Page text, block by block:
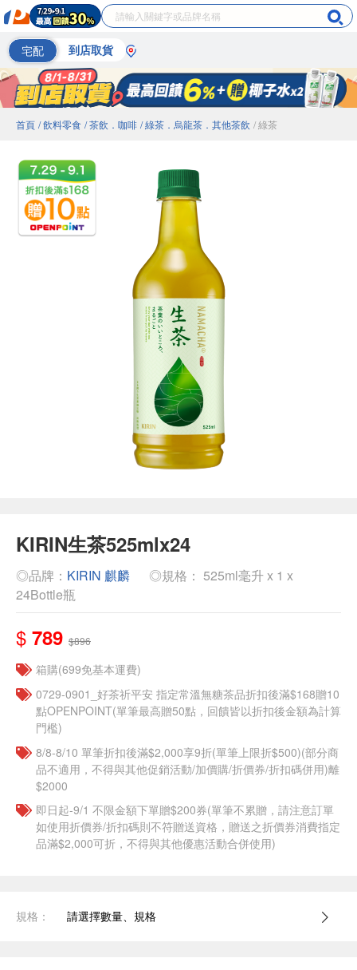
宅配 到店取貨
首頁 / 飲料零食 / 茶飲．咖啡 / 綠茶．烏龍茶．其他茶飲 / 綠茶
KIRIN生茶525mlx24
◎品牌： KIRIN 麒麟
◎規格： 525ml毫升 x 1 x
24Bottle瓶
$ 789 $896
箱購(699免基本運費)
​​0729-0901_好茶祈平安 指定常溫無糖茶品折扣後滿$168贈10
點OPENPOINT(單筆最高贈50點，回饋皆以折扣後金額為計算
門檻)
8/8-8/10 單筆折扣後滿$2,000享9折(單筆上限折$500)(部分商
品不適用，不得與其他促銷活動/加價購/折價券/折扣碼併用)離
$2000
即日起-9/1 不限金額下單贈$200券(單筆不累贈，請注意訂單
如使用折價券/折扣碼則不符贈送資格，贈送之折價券消費指定
品滿$2,000可折，不得與其他優惠活動合併使用)
規格： 請選擇數量、規格